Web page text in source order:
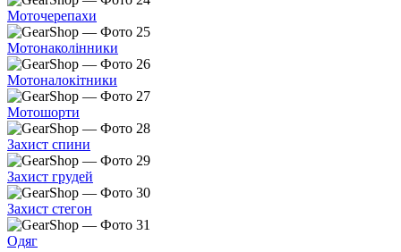
Моточерепахи
Мотонаколінники
Мотоналокітники
Мотошорти
Захист спини
Захист грудей
Захист стегон
Одяг